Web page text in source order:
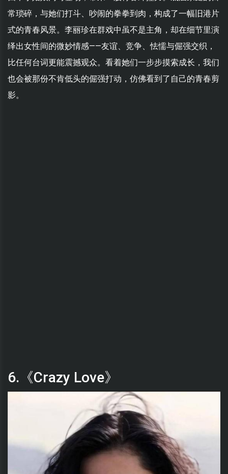
常琐碎，与她们打斗、吵闹的拳拳到肉，构成了一幅旧港片
式的青春风景。李丽珍在群戏中虽不是主角，却在细节里演
绎出女性间的微妙情感——友谊、竞争、怯懦与倔强交织，
比任何台词更能震撼观众。看着她们一步步摸索成长，我们
也会被那份不肯低头的倔强打动，仿佛看到了自己的青春剪
影。
6.《Crazy Love》